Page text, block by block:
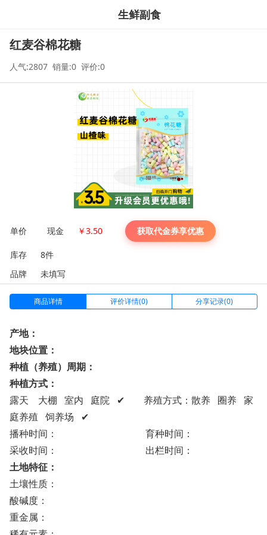
生鲜副食
红麦谷棉花糖
人气:2807 销量:0 评价:0
单价 现金 ￥3.50 获取代金券享优惠
库存
8件
品牌
未填写
商品详情 评价详情(0) 分享记录(0)
产地：
地块位置：
种植（养殖）周期：
种植方式：
露天 大棚 室内 庭院 ✔ 养殖方式：散养 圈养 家
庭养殖 饲养场 ✔
播种时间： 育种时间：
采收时间： 出栏时间：
土地特征：
土壤性质：
酸碱度：
重金属：